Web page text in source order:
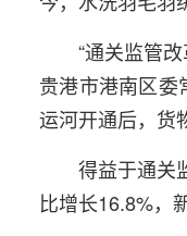
“通关监管
贵港市港南区
运河开通后，货
得益于通关
比增长16.8%，